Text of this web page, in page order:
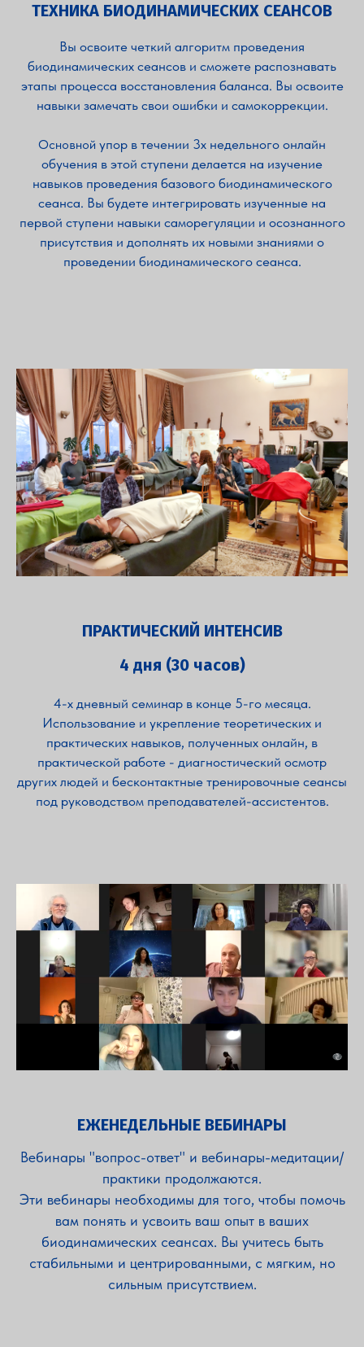
ТЕХНИКА БИОДИНАМИЧЕСКИХ СЕАНСОВ
Вы освоите четкий алгоритм проведения
биодинамических сеансов и сможете распознавать
этапы процесса восстановления баланса. Вы освоите
навыки замечать свои ошибки и самокоррекции.
Основной упор в течении 3х недельного онлайн
обучения в этой ступени делается на изучение
навыков проведения базового биодинамического
сеанса. Вы будете интегрировать изученные на
первой ступени навыки саморегуляции и осознанного
присутствия и дополнять их новыми знаниями о
проведении биодинамического сеанса.
ПРАКТИЧЕСКИЙ ИНТЕНСИВ
4 дня (30 часов)
4-х дневный семинар в конце 5-го месяца.
Использование и укрепление теоретических и
практических навыков, полученных онлайн, в
практической работе - диагностический осмотр
других людей и бесконтактные тренировочные сеансы
под руководством преподавателей-ассистентов.
ЕЖЕНЕДЕЛЬНЫЕ ВЕБИНАРЫ
Вебинары "вопрос-ответ" и вебинары-медитации/
практики продолжаются.
Эти вебинары необходимы для того, чтобы помочь
вам понять и усвоить ваш опыт в ваших
биодинамических сеансах. Вы учитесь быть
стабильными и центрированными, с мягким, но
сильным присутствием.